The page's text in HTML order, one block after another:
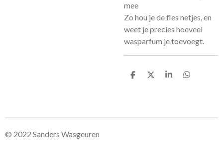
mee
Zo hou je de fles netjes, en
weet je precies hoeveel
wasparfum je toevoegt.
D
D
S
D
© 2022 Sanders Wasgeuren